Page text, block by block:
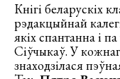
Кнігі беларускіх
рэдакцыйнай
якіх спантанна і
Сіўчыкаў. У
знаходзілася